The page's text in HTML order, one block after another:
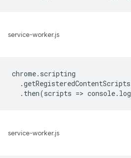
service-worker.js
chrome. scripting
.getRegisteredContentScripts
. then(scripts => console. log
service-worker.js